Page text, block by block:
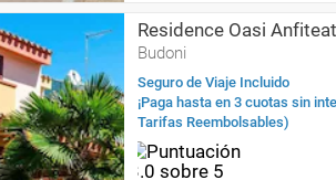
Residence Oasi
Budoni
Seguro de Viaje Incluido
¡Paga hasta en 3 cuotas sin
Tarifas Reembolsables)